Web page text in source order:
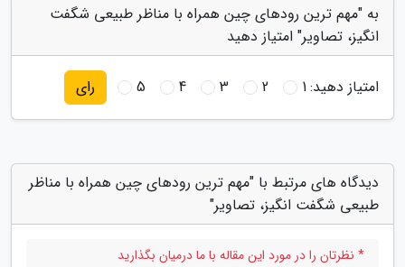
به "مهم ترین رودهای چین همراه با مناظر طبیعی شگفت
انگیز، تصاویر" امتیاز دهید
امتیاز دهید:1
2
3
4
5 رای
دیدگاه های مرتبط با "مهم ترین رودهای چین همراه با مناظر
طبیعی شگفت انگیز، تصاویر"
* نظرتان را در مورد این مقاله با ما درمیان بگذارید